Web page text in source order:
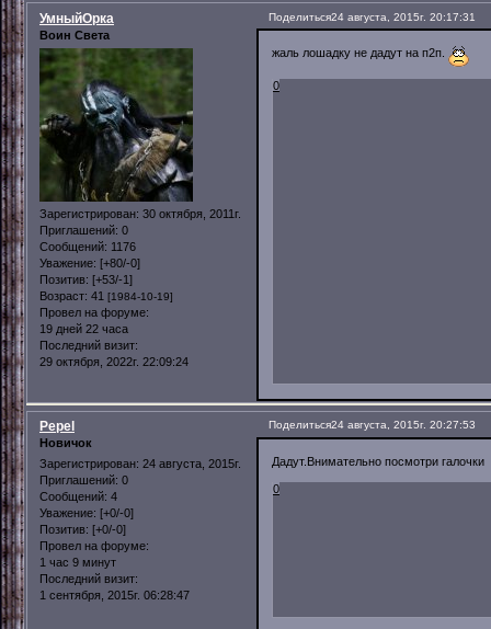
Поделиться24 августа, 2015г. 20:17:31
УмныйОрка
Воин Света
Зарегистрирован: 30 октября, 2011г.
Приглашений: 0
Сообщений: 1176
Уважение: [+80/-0]
Позитив: [+53/-1]
Возраст: 41 [1984-10-19]
Провел на форуме:
19 дней 22 часа
Последний визит:
29 октября, 2022г. 22:09:24
жаль лошадку не дадут на п2п.
0
Поделиться24 августа, 2015г. 20:27:53
Pepel
Новичок
Зарегистрирован: 24 августа, 2015г.
Приглашений: 0
Сообщений: 4
Уважение: [+0/-0]
Позитив: [+0/-0]
Провел на форуме:
1 час 9 минут
Последний визит:
1 сентября, 2015г. 06:28:47
Дадут.Внимательно посмотри галочки
0